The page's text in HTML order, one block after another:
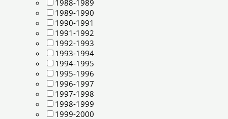
1988-1989
1989-1990
1990-1991
1991-1992
1992-1993
1993-1994
1994-1995
1995-1996
1996-1997
1997-1998
1998-1999
1999-2000